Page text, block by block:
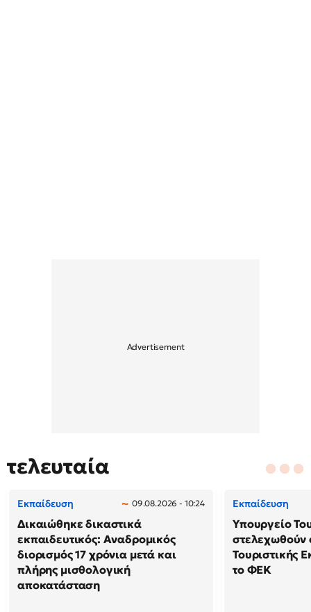
τελευταία
Εκπαίδευση 09.08.2026 - 10:24
Δικαιώθηκε δικαστικά
εκπαιδευτικός: Αναδρομικός
διορισμός 17 χρόνια μετά και
πλήρης μισθολογική
αποκατάσταση
Εκπαίδευση
Υπουργείο
στελεχωθούν
Τουριστικής
το ΦΕΚ